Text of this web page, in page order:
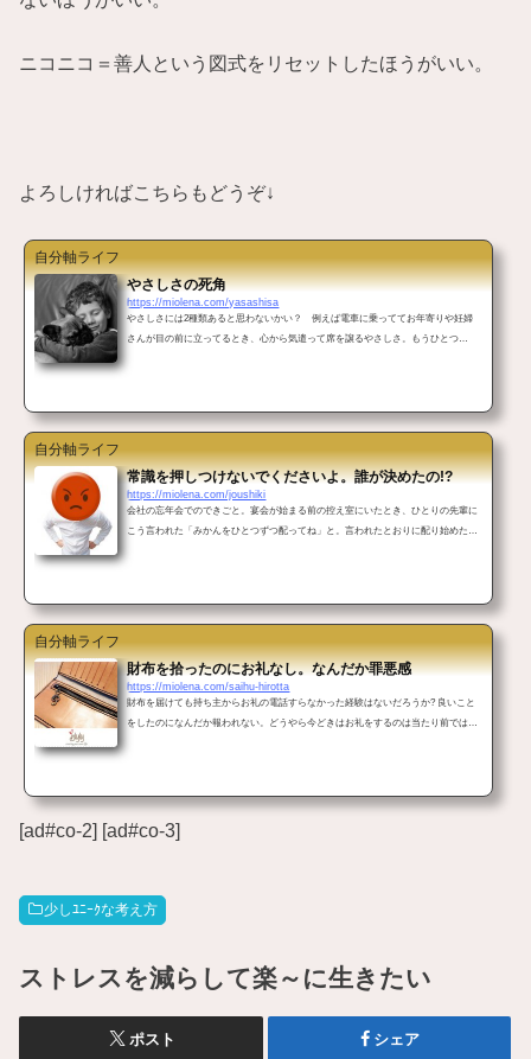
ニコニコ＝善人という図式をリセットしたほうがいい。
よろしければこちらもどうぞ↓
自分軸ライフ
やさしさの死角
https://miolena.com/yasashisa
やさしさには2種類あると思わないかい？ 例えば電車に乗っててお年寄りや妊婦
さんが目の前に立ってるとき、心から気遣って席を譲るやさしさ。もうひとつ
日ひさびさ電車を使い、ガシャっと自動改札で通せんぼ喰らったミオレナです。ポ
自分軸ライフ
常識を押しつけないでくださいよ。誰が決めたの!?
https://miolena.com/joushiki
会社の忘年会でのできごと。宴会が始まる前の控え室にいたとき、ひとりの先輩に
こう言われた「みかんをひとつずつ配ってね」と。言われたとおりに配り始めた。
るって毎年決まってるの! だから回収して!」Sの顔はニコニコしながらも引きつっ
自分軸ライフ
財布を拾ったのにお礼なし。なんだか罪悪感
https://miolena.com/saihu-hirotta
財布を届けても持ち主からお礼の電話すらなかった経験はないだろうか? 良いこと
をしたのになんだか報われない。どうやら今どきはお礼をするのは当たり前ではな
って落としたてのホヤホヤに違いない"迷うことなくスーパーのサービスカウンター
に届けた。それ以外どんな選択肢が...
[ad#co-2] [ad#co-3]
少しﾕﾆｰｸな考え方
ストレスを減らして楽～に生きたい
ポスト シェア